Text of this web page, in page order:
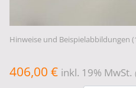
Hinweise und Beispielabbildungen
406,00 € inkl. 19% MwSt.